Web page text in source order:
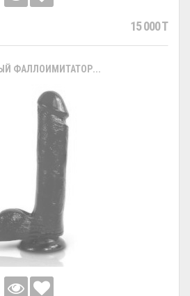
15 000 T
ФАЛЛОИМИТАТОР...